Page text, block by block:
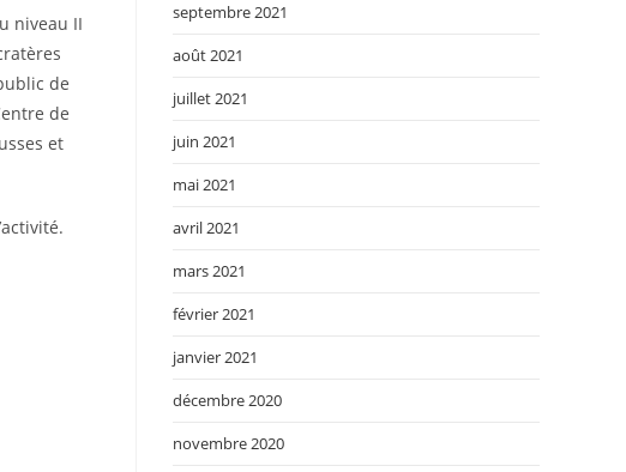
niveau II
de
de
et
septembre 2021
août 2021
juillet 2021
juin 2021
mai 2021
avril 2021
mars 2021
février 2021
janvier 2021
décembre 2020
novembre 2020